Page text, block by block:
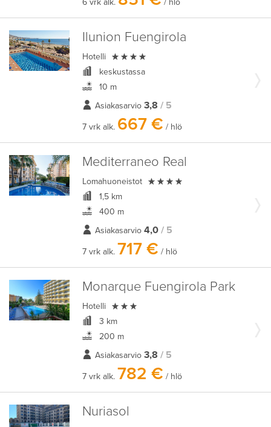
6 vrk alk. / hlö
Ilunion Fuengirola
Hotelli 
keskustassa
10 m
Asiakasarvio 3,8 / 5
7 vrk alk. 667 € / hlö
Mediterraneo Real
Lomahuoneistot 
1,5 km
400 m
Asiakasarvio 4,0 / 5
7 vrk alk. 717 € / hlö
Monarque Fuengirola Park
Hotelli 
3 km
200 m
Asiakasarvio 3,8 / 5
7 vrk alk. 782 € / hlö
Nuriasol